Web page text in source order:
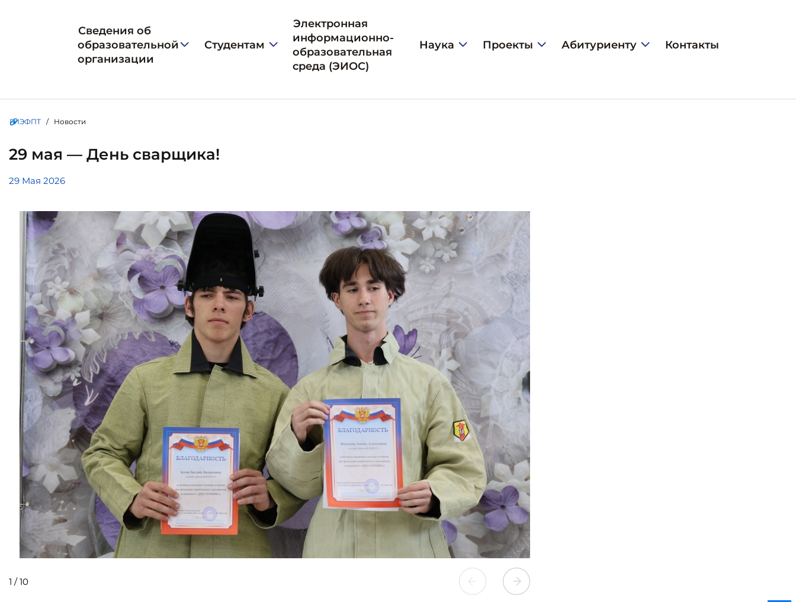
Сведения об
образовательной
организации
Студентам
Электронная
информационно-
образовательная
среда (ЭИОС)
Наука Проекты Абитуриенту Контакты
ГИЭФПТ / Новости
29 мая — День сварщика!
29 Мая 2026
1 /10